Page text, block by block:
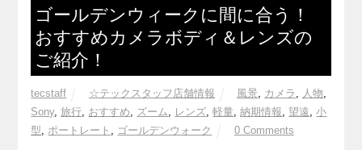
ゴールデンウィークに間に合う！
おすすめカメラボディ＆レンズの
ご紹介！
tecstaff ☆テックスタッフ店舗情報 風景, カメラ , 人物,
Sony,旅行, おすすめ, ズーム, レンズ,軽量,納期情報,望遠,小
型,ポートレート , ゴールデンウォーク 0 Comments